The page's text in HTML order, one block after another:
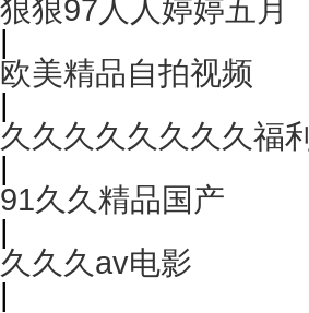
狠狠97人人婷婷五月
|
欧美精品自拍视频
|
久久久久久久久久福利
|
91久久精品国产
|
久久久av电影
|